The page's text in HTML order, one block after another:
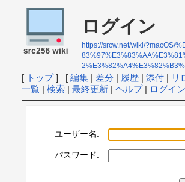
ログイン
https://srcw.net/wiki/?macOS/
[ トップ] [ 編集| 差分 | 履歴| 添付| リ
一覧| 検索| 最終更新| ヘルプ| ログイン
ユーザー名:
パスワード: